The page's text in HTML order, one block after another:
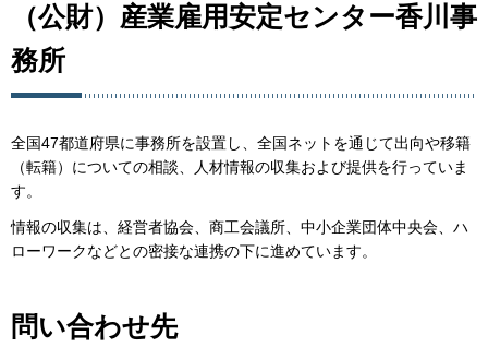
（公財）産業雇用安定センター香川事
務所
全国47都道府県に事務所を設置し、全国ネットを通じて出向や移籍
（転籍）についての相談、人材情報の収集および提供を行っていま
す。
情報の収集は、経営者協会、商工会議所、中小企業団体中央会、ハ
ローワークなどとの密接な連携の下に進めています。
問い合わせ先